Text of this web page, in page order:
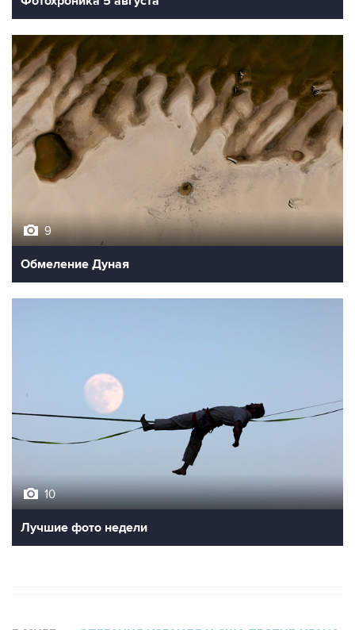
Обмеление Дуная
Лучшие фото недели